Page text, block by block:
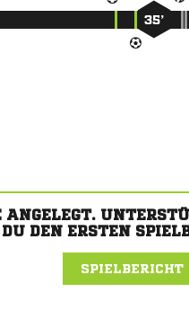
35’
ANGELEGT.
DU DEN ERSTEN
SPIELBERICHT